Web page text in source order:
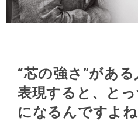
“芯の強さ”がある
表現すると、と
になるんですよね